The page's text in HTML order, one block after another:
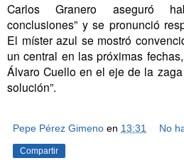
Carlos Granero aseguró
conclusiones” y se pronunció
El míster azul se mostró
un central en las próximas
Álvaro Cuello en el eje de la
solución”.
Pepe Pérez Gimeno en 13:31 No
Compartir